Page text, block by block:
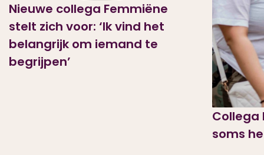
Nieuwe collega Femmiëne
stelt zich voor: ‘Ik vind het
belangrijk om iemand te
begrijpen’
Collega
soms